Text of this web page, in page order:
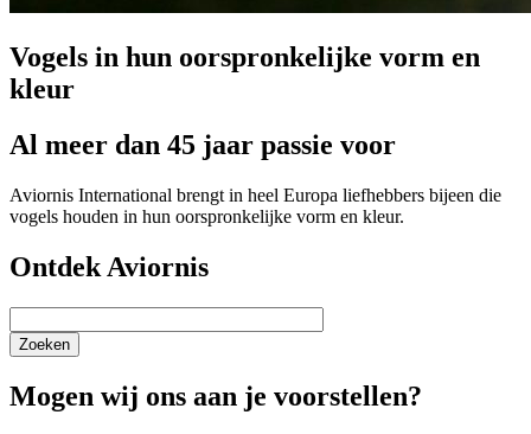
Vogels in hun oorspronkelijke vorm en
kleur
Al meer dan 45 jaar passie voor
Aviornis International brengt in heel Europa liefhebbers bijeen die
vogels houden in hun oorspronkelijke vorm en kleur.
Ontdek Aviornis
Mogen wij ons aan je voorstellen?